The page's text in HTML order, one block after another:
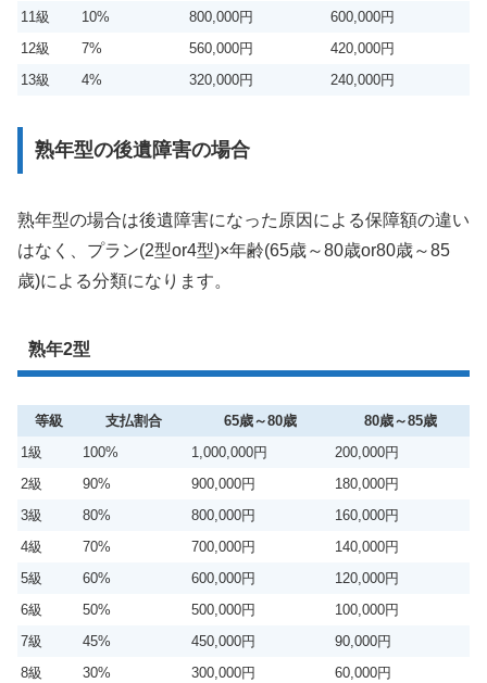
11級
10% 800,000円
600,000円
12級
7% 560,000円
420,000円
13級
4% 320,000円 240,000円
熟年型の後遺障害の場合
熟年型の場合は後遺障害になった原因による保障額の違い
はなく、プラン(2型or4型)×年齢(65歳～80歳or80歳～85
歳)による分類になります。
熟年2型
等級 支払割合 65歳～80歳
80歳～85歳
1級
100% 1,000,000円
200,000円
2級
90% 900,000円
180,000円
3級
80% 800,000円
160,000円
4級
70% 700,000円
140,000円
5級
60% 600,000円
120,000円
6級
50% 500,000円
100,000円
7級
45% 450,000円
90,000円
8級
30% 300,000円
60,000円